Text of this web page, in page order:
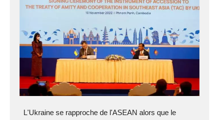
L'Ukraine se rapproche de l'ASEAN alors que le